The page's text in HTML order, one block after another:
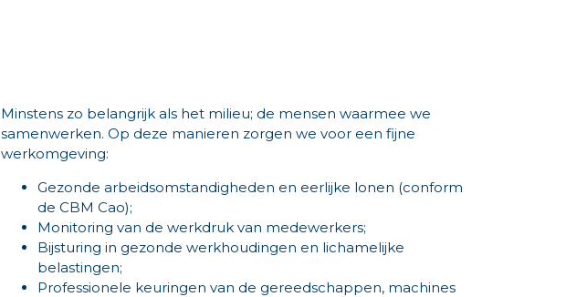
Minstens zo belangrijk als het milieu; de mensen waarmee we
samenwerken. Op deze manieren zorgen we voor een fijne
werkomgeving:
Gezonde arbeidsomstandigheden en eerlijke lonen (conform
de CBM Cao);
Monitoring van de werkdruk van medewerkers;
Bijsturing in gezonde werkhoudingen en lichamelijke
belastingen;
Professionele keuringen van de gereedschappen, machines